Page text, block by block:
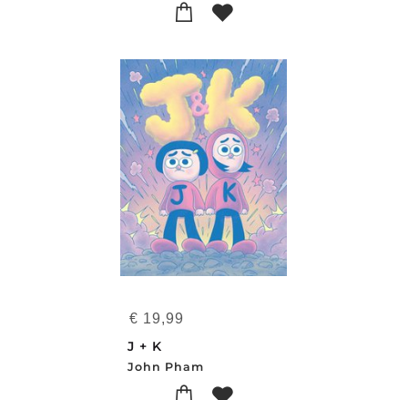
€ 19,99
J + K
John Pham